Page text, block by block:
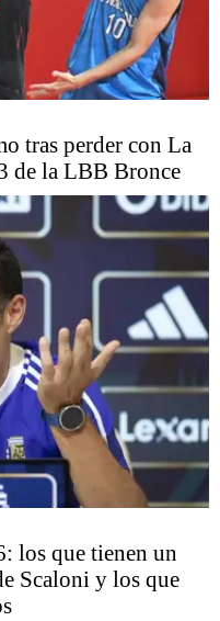
tras perder con La
de la LBB Bronce
los que tienen un
Scaloni y los que